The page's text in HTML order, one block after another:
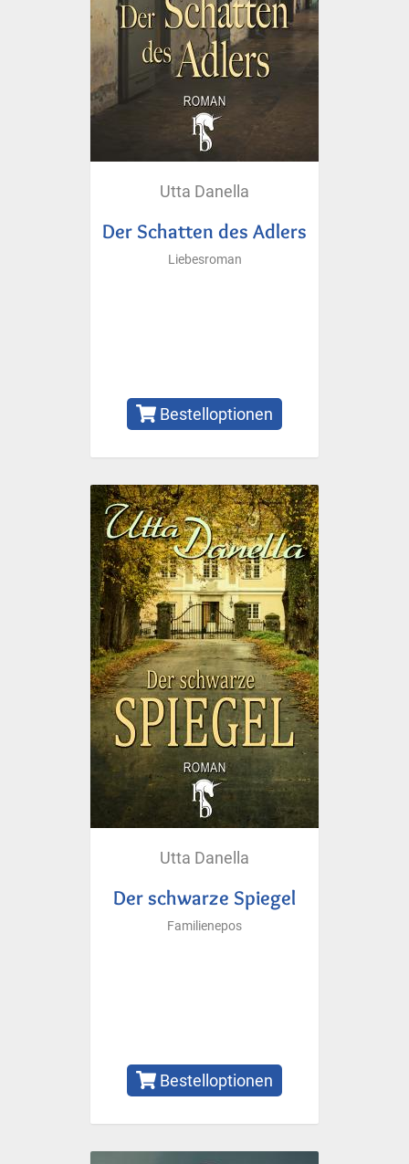
Utta Danella
Der Schatten des Adlers
Liebesroman
Bestelloptionen
Utta Danella
Der schwarze Spiegel
Familienepos
Bestelloptionen